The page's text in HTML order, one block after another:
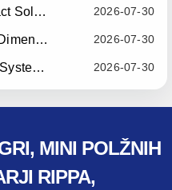
2026-07-30
Mini Wheel Loader: A Compact Solution For Efficient Material Handling
2026-07-30
RIPPA R10 Bucket Cylinder Dimension Optimization — Effective July 15, 2026
2026-07-30
RIPPA R10/R06 Seat Safety System Upgrade — Effective July 22, 2026
MINI POLŽNIH
RIPPA,